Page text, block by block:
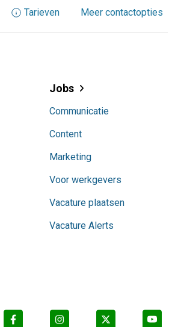
Tarieven Meer contactopties
Jobs
Communicatie
Content
Marketing
Voor werkgevers
Vacature plaatsen
Vacature Alerts